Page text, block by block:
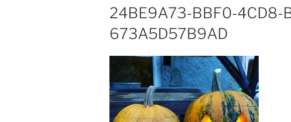
24BE9A73-BBF0-4CD8-
673A5D57B9AD